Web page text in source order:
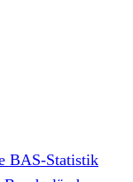
BAS-Statistik